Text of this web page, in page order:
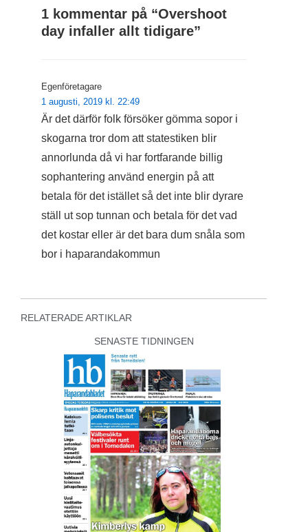
1 kommentar på “Overshoot
day infaller allt tidigare”
Egenföretagare
1 augusti, 2019 kl. 22:49
Är det därför folk försöker gömma sopor i
skogarna tror dom att statestiken blir
annorlunda då vi har fortfarande billig
sophantering använd energin på att
betala för det istället så det inte blir dyrare
ställ ut sop tunnan och betala för det vad
det kostar eller är det bara dum snåla som
bor i haparandakommun
RELATERADE ARTIKLAR
SENASTE TIDNINGEN